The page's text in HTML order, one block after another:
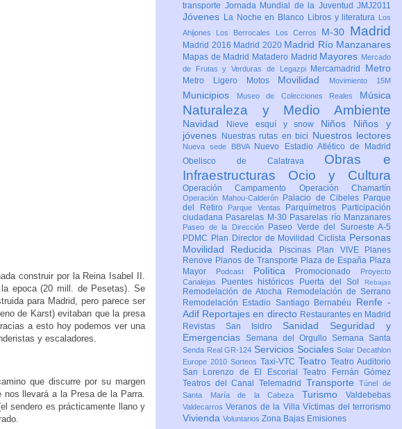
construir por la Reina Isabel II.
epoca (20 mill. de Pesetas). Se
para Madrid, pero parece ser
de Karst) evitaban que la presa
a esto hoy podemos ver una
y escaladores.
que discurre por su margen
llevará a la Presa de la Parra.
sendero es prácticamente llano y
transporte Jornada Mundial de la Juventud JMJ2011
Jóvenes La Noche en Blanco Libros y literatura
Los
Ahijones
Los Berrocales Los Cerros M-30 Madrid
Madrid 2016 Madrid 2020 Madrid Río Manzanares
Mapas de Madrid Matadero Madrid Mayores Mercado
de Frutas y Verduras de Legazpi
Mercamadrid Metro
Metro Ligero Motos Movilidad Movimiento 15M
Municipios Museo de Colecciones Reales Música
Naturaleza y Medio Ambiente
Navidad Nieve esquí y snow Niños Niños y
jóvenes
Nuestras rutas en bici Nuestros lectores
Nueva sede BBVA
Nuevo Estadio Atlético de Madrid
Obelisco de Calatrava Obras e
Infraestructuras Ocio y Cultura
Operación Campamento Operación Chamartín
Operación Mahou-Calderón Palacio de Cibeles Parque
del Retiro
Parque Ventas Parquímetros
Participación
ciudadana Pasarelas M-30 Pasarelas río Manzanares
Paseo de la Dirección
Paseo Verde del Suroeste A-5
PDMC Plan Director de Movilidad Ciclista Personas
Movilidad Reducida
Piscinas Plan VIVE
Planes
Renove Planos de Transporte Plaza de España Plaza
Mayor
Podcast Política Promocionado
Proyecto
Canalejas
Puentes históricos Puerta del Sol Rebajas
Remodelación de Atocha
Remodelación de Serrano
Remodelación Estadio Santiago Bernabéu Renfe -
Adif Reportajes en directo Restaurantes en Madrid
Revistas San Isidro Sanidad Seguridad y
Emergencias Semana del Orgullo Semana Santa
Senda Real GR-124 Servicios SocialesSolar Decathlon
Europe 2010 Sorteos Taxi-VTC Teatro Teatro Auditorio
San Lorenzo de El EscorialTeatro Fernán Gómez
Teatros del Canal Telemadrid TransporteTúnel de
Santa María de la Cabeza Turismo Valdebebas
ValdecarrosVeranos de la VillaVíctimas del terrorismo
Vivienda Voluntarios Zona Bajas Emisiones